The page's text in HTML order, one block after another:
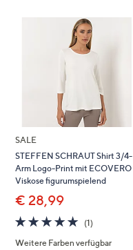
SALE
STEFFEN SCHRAUT Shirt 3/4-
Arm Logo-Print mit ECOVERO
Viskose figurumspielend
€ 28,99
5.0
von
5
(1)1
Weitere Farben verfügbar